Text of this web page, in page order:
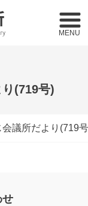
MENU
(719号)
議所だより(719
せ